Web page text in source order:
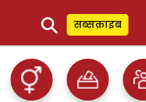
⚲ सब्सक्राइब